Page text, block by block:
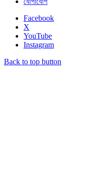
Facebook
X
YouTube
Instagram
Back to top button